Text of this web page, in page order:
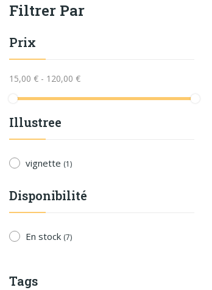
Filtrer Par
Prix
15,00 € - 120,00 €
Illustree
vignette (1)
Disponibilité
En stock (7)
Tags